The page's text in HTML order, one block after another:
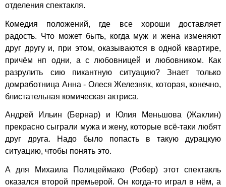
отделения спектакля.
Комедия положений, где все хороши доставляет
радость. Что может быть, когда муж и жена изменяют
друг другу и, при этом, оказываются в одной квартире,
причём нп одни, а с любовницей и любовником. Как
разрулить сию пикантную ситуацию? Знает только
домработница Анна - Олеся Железняк, которая, конечно,
блистательная комическая актриса.
Андрей Ильин (Бернар) и Юлия Меньшова (Жаклин)
прекрасно сыграли мужа и жену, которые всё-таки любят
друг друга. Надо было попасть в такую дурацкую
ситуацию, чтобы понять это.
А для Михаила Полицеймако (Робер) этот спектакль
оказался второй премьерой. Он когда-то играл в нём, а